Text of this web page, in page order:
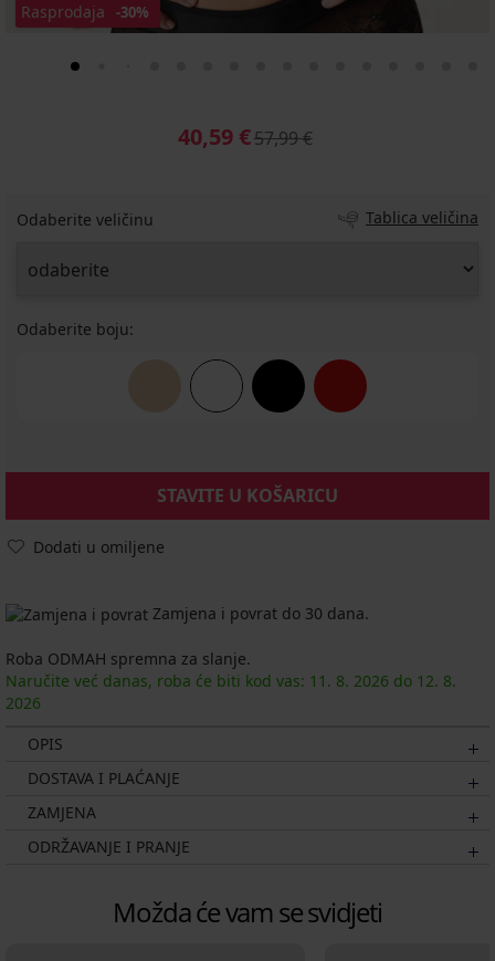
Rasprodaja -30%
40,59 €57,99 €
Odaberite veličinu Tablica veličina
Odaberite boju:
STAVITE U KOŠARICU
Dodati u omiljene
Zamjena i povrat do 30 dana.
Roba ODMAH spremna za slanje.
Naručite već danas, roba će biti kod vas: 11. 8. 2026 do 12. 8.
2026
OPIS
DOSTAVA I PLAĆANJE
ZAMJENA
ODRŽAVANJE I PRANJE
Možda će vam se svidjeti